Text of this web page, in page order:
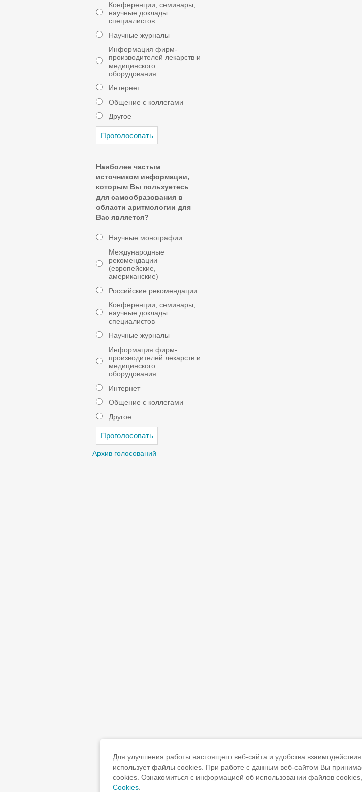
Конференции, семинары,
научные доклады
специалистов
Научные журналы
Информация фирм-
производителей лекарств и
медицинского
оборудования
Интернет
Общение с коллегами
Другое
Наиболее частым
источником информации,
которым Вы пользуетесь
для самообразования в
области аритмологии для
Вас является?
Научные монографии
Международные
рекомендации
(европейские,
американские)
Российские рекомендации
Конференции, семинары,
научные доклады
специалистов
Научные журналы
Информация фирм-
производителей лекарств и
медицинского
оборудования
Интернет
Общение с коллегами
Другое
Архив голосований
Для улучшения работы настоящего веб-сайта и удобства
использует файлы cookies. При работе с данным веб-сайтом Вы
cookies. Ознакомиться с информацией об использовании файлов
Cookies